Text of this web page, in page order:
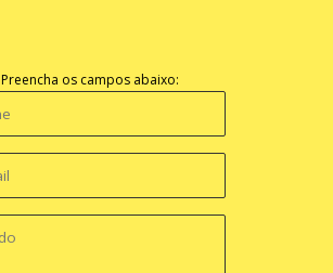
Preencha os campos abaixo: